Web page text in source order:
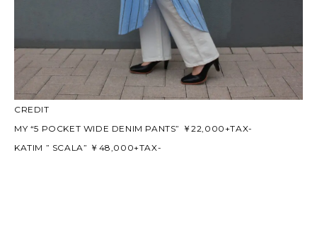
CREDIT
MY “5 POCKET WIDE DENIM PANTS” ￥22,000+TAX-
KATIM ” SCALA” ￥48,000+TAX-